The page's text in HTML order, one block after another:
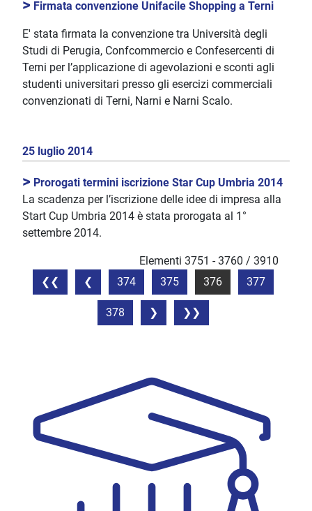
> Firmata convenzione Unifacile Shopping a Terni
E' stata firmata la convenzione tra Università degli
Studi di Perugia, Confcommercio e Confesercenti di
Terni per l’applicazione di agevolazioni e sconti agli
studenti universitari presso gli esercizi commerciali
convenzionati di Terni, Narni e Narni Scalo.
25 luglio 2014
> Prorogati termini iscrizione Star Cup Umbria 2014
La scadenza per l’iscrizione delle idee di impresa alla
Start Cup Umbria 2014 è stata prorogata al 1°
settembre 2014.
Elementi 3751 - 3760 / 3910
374
375 376 377
378